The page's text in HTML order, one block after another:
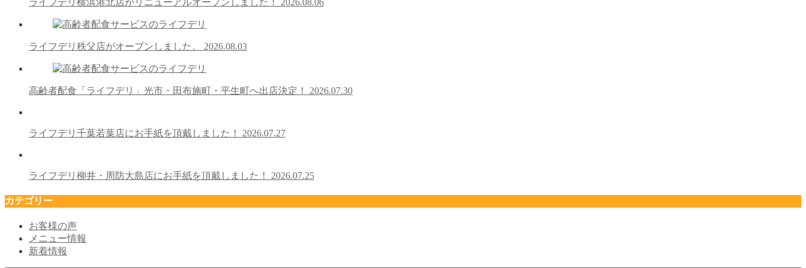
ライフデリ秩父店がオープンしました。 2026.08.03
高齢者配食「ライフデリ」光市・田布施町・平生町へ出店決定！ 2026.07.30
ライフデリ千葉若葉店にお手紙を頂戴しました！ 2026.07.27
ライフデリ柳井・周防大島店にお手紙を頂戴しました！ 2026.07.25
カテゴリー
お客様の声
メニュー情報
新着情報